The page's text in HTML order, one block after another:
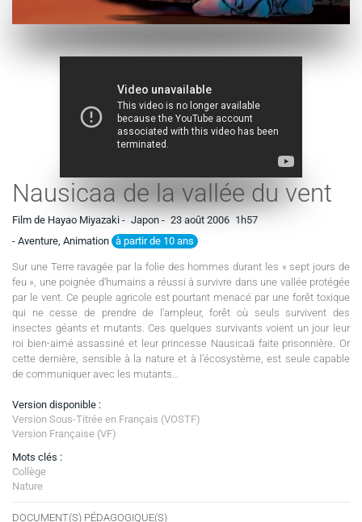
Nausicaa de la vallée du vent
Film de Hayao Miyazaki - Japon - 23 août 2006 1h57
- Aventure, Animation à partir de 10 ans
Sur une Terre ravagée par la folie des hommes durant les « sept jours de
feu », une poignée d’humains a réussi à survivre dans une vallée protégée
par le vent. Ce peuple agricole est pourtant menacé par une forêt toxique
qui ne cesse de prendre de l’ampleur, forêt où seuls survivent des
insectes géants et mutants. Ces quelques survivants voient un jour leur
roi bien-aimé assassiné et leur princesse Nausicaä faite prisonnière. Or
cette dernière, sensible à la nature et à l’écosystème, est seule capable
de communiquer avec les mutants…
Version disponible :
Version Sous-Titrée en Français (VOSTF)
Version Française (VF)
Mots clés :
Collège
Nature
DOCUMENT(S) PÉDAGOGIQUE(S)